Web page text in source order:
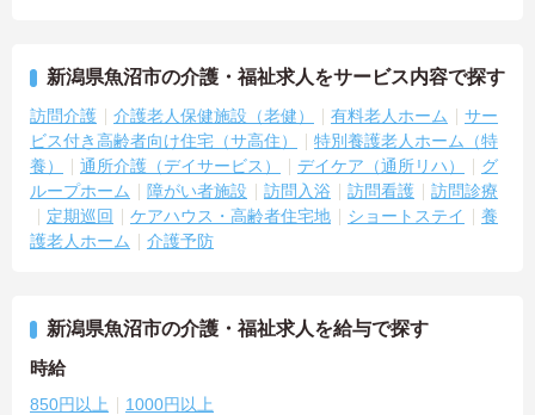
新潟県魚沼市の介護・福祉求人をサービス内容で探す
訪問介護 介護老人保健施設（老健） 有料老人ホーム
サー
ビス付き高齢者向け住宅（サ高住）
特別養護老人ホーム（特
養）
通所介護（デイサービス） デイケア（通所リハ）
グ
ループホーム
障がい者施設 訪問入浴 訪問看護
訪問診療
定期巡回
ケアハウス・高齢者住宅地 ショートステイ
養
護老人ホーム
介護予防
新潟県魚沼市の介護・福祉求人を給与で探す
時給
850円以上 1000円以上